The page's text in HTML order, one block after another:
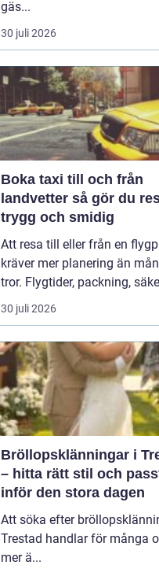
gäs...
30 juli 2026
Boka taxi till och från
landvetter så gör du resan
trygg och smidig
Att resa till eller från en
kräver mer planering än
tror. Flygtider, packning,
30 juli 2026
Bröllopsklänningar i
– hitta rätt stil och
inför den stora dagen
Att söka efter
Trestad handlar för många
mer ä...